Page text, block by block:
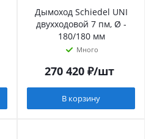
Дымоход Schiedel UNI
двухходовой 7 пм, Ø -
180/180 мм
Много
270 420₽/шт
В корзину